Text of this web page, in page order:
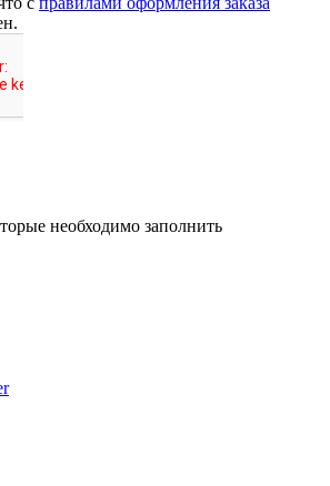
необходимо заполнить